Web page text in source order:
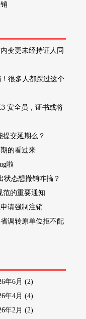
变更未经持证人同
很多人都踩过这个
安全员，证书或将
提交延期么？
的看过来
啦
状态想撤销咋搞？
范的重要通知
请强制注销
调转原单位拒不配
年6月 (2)
年4月 (4)
年2月 (2)